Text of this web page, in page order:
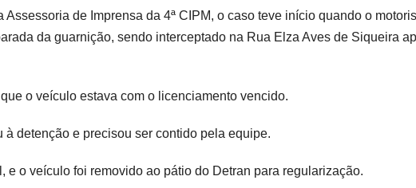
de Imprensa da 4ª CIPM, o caso teve início quando o
da guarnição, sendo interceptado na Rua Elza Aves de Siqueira
o veículo estava com o licenciamento vencido.
detenção e precisou ser contido pela equipe.
e o veículo foi removido ao pátio do Detran para regularização.